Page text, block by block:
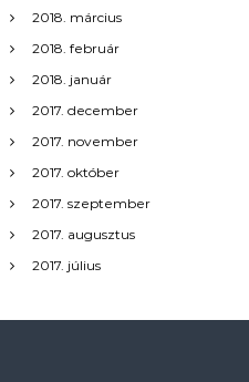
2018. március
2018. február
2018. január
2017. december
2017. november
2017. október
2017. szeptember
2017. augusztus
2017. július